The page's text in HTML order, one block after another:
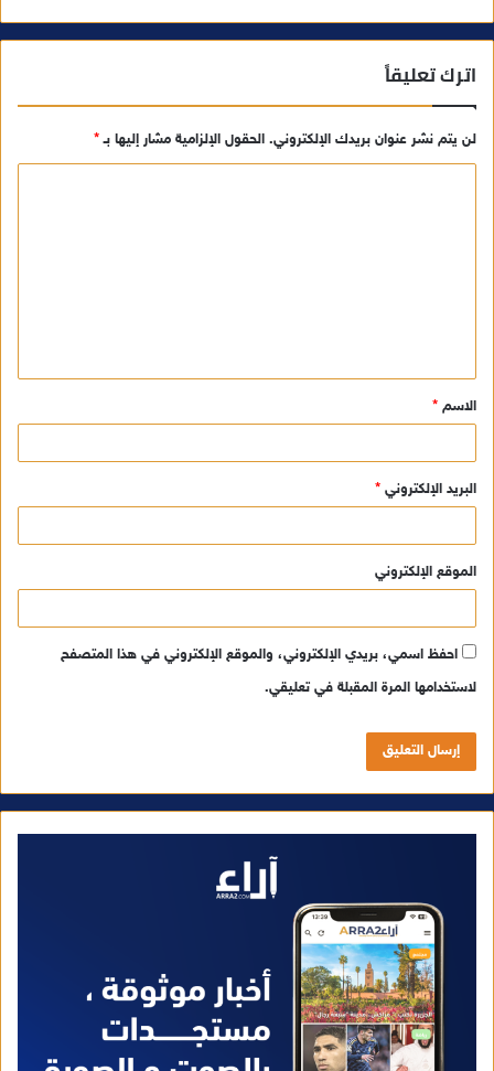
اترك تعليقاً
لن يتم نشر عنوان بريدك الإلكتروني. الحقول الإلزامية مشار إليها بـ*
ق
*
الاسم *
البريد الإلكتروني *
الموقع الإلكتروني
احفظ اسمي، بريدي الإلكتروني، والموقع الإلكتروني في هذا المتصفح
لاستخدامها المرة المقبلة في تعليقي.